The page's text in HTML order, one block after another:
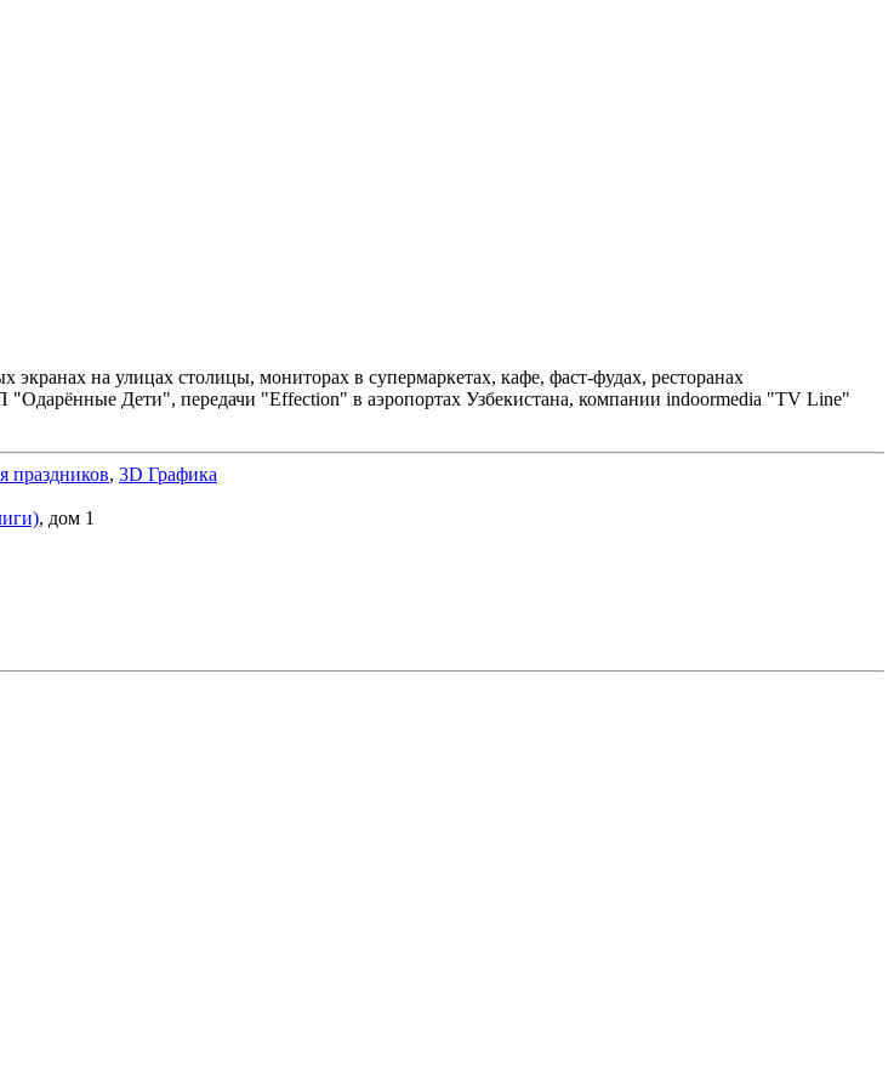
на улицах столицы, мониторах в супермаркетах, кафе, фаст-фудах, ресторанах
Дети", передачи "Effection" в аэропортах Узбекистана, компании indoormedia "TV Line"
праздников, 3D Графика
, дом 1